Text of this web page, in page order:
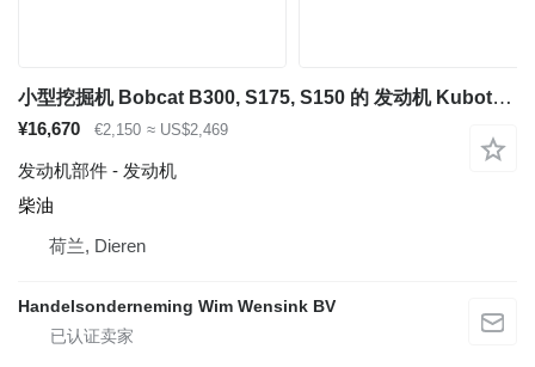
小型挖掘机 Bobcat B300, S175, S150 的 发动机 Kubota V2203
¥16,670 €2,150 ≈ US$2,469
发动机部件 - 发动机
柴油
荷兰, Dieren
Handelsonderneming Wim Wensink BV